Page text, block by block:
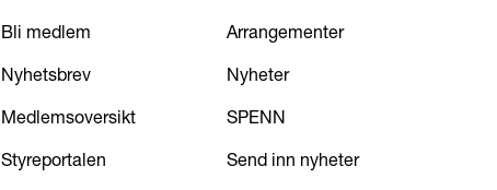
Bli medlem
Nyhetsbrev
Medlemsoversikt
Styreportalen
Arrangementer
Nyheter
SPENN
Send inn nyheter